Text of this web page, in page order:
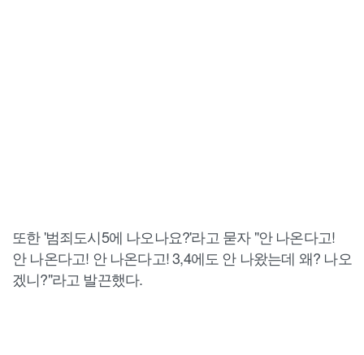
또한 '범죄도시5에 나오나요?'라고 묻자 "안 나온다고!
안 나온다고! 안 나온다고! 3,4에도 안 나왔는데 왜? 나오
겠니?"라고 발끈했다.